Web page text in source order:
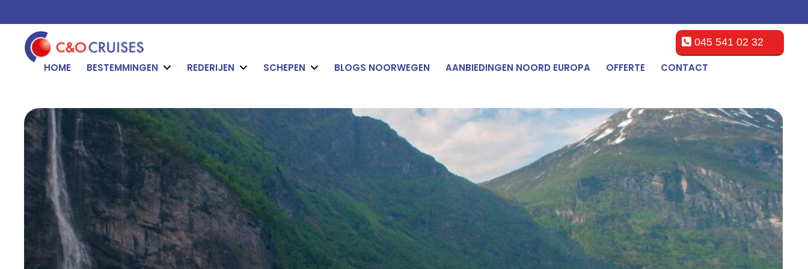
045 541 02 32
CONTACT
OFFERTE
AANBIEDINGEN NOORD EUROPA
BLOGS NOORWEGEN
SCHEPEN
REDERIJEN
BESTEMMINGEN
HOME